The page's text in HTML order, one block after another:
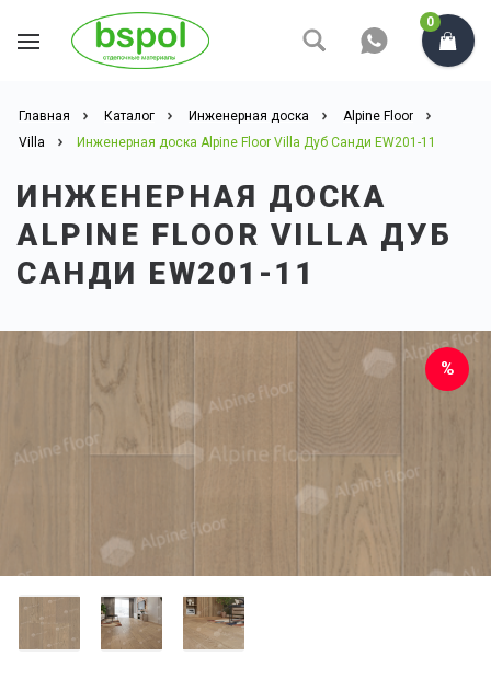
0
Главная Каталог Инженерная доска
Alpine Floor
Villa
Инженерная доска Alpine Floor Villa Дуб Санди EW201-11
ИНЖЕНЕРНАЯ ДОСКА
ALPINE FLOOR VILLA ДУБ
САНДИ EW201-11